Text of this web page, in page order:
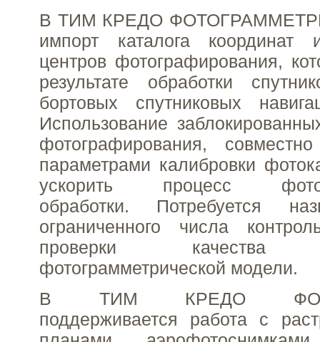
В ТИМ КРЕДО
импорт каталога
центров фотографирования,
результате обработки
бортовых спутниковых
Использование
фотографирования,
параметрами калибровки
ускорить процесс
обработки. Потребуется
ограниченного числа
проверки качества
фотограмметрической модели.
В ТИМ КРЕДО
поддерживается работа с